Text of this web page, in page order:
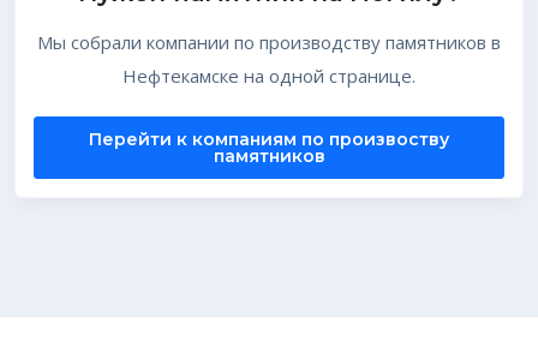
Мы собрали компании по производству памятников в
Нефтекамске на одной странице.
Перейти к компаниям по произвоству
памятников